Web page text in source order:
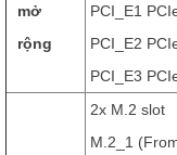
mở
rộng
PCI_E1
PCI_E2
PCI_E3
2x M.2 slot
M.2_1